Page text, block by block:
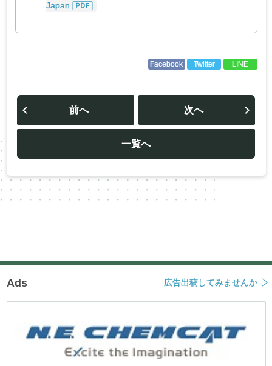
Japan
Facebook Twitter LINE
投
ビ
ー
シ
ョ
前へ
一覧へ
次へ
Ads 広告出稿してみませんか